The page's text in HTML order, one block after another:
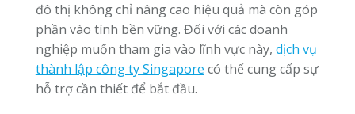
đô thị không chỉ nâng cao hiệu quả mà còn góp
phần vào tính bền vững. Đối với các doanh
nghiệp muốn tham gia vào lĩnh vực này, dịch vụ
thành lập công ty Singapore có thể cung cấp sự
hỗ trợ cần thiết để bắt đầu.